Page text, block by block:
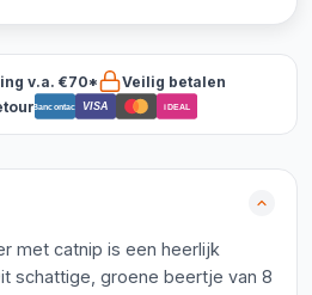
v.a. €70*
Veilig betalen
Bancontact VISA iDEAL
met catnip is een heerlijk
schattige, groene beertje van 8